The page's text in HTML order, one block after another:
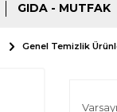
GIDA - MUTFAK
Genel Temizlik